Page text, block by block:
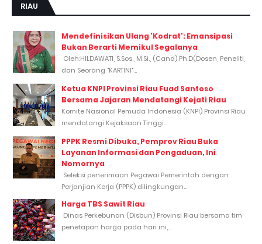
RIAU
Mendefinisikan Ulang 'Kodrat': Emansipasi
Bukan Berarti Memikul Segalanya
Oleh:HILDAWATI, S.Sos., M.Si., (Cand) Ph.D(Dosen, Peneliti,
dan Seorang "KARTINI"...
Ketua KNPI Provinsi Riau Fuad Santoso
Bersama Jajaran Mendatangi Kejati Riau
Komite Nasional Pemuda Indonesia (KNPI) Provinsi Riau
mendatangi Kejaksaan Tinggi...
PPPK Resmi Dibuka, Pemprov Riau Buka
Layanan Informasi dan Pengaduan, Ini
Nomornya
Seleksi penerimaan Pegawai Pemerintah dengan
Perjanjian Kerja (PPPK) dilingkungan...
Harga TBS Sawit Riau
Dinas Perkebunan (Disbun) Provinsi Riau bersama tim
penetapan harga pada hari ini,...